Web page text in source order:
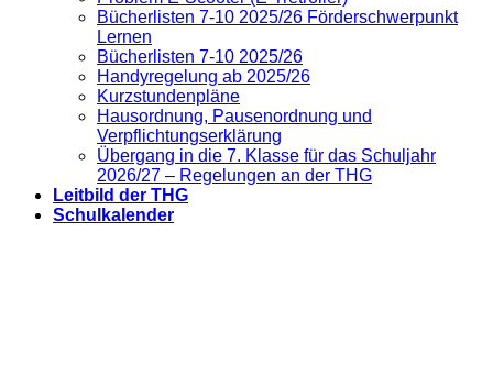
Bücherlisten 7-10 2025/26 Förderschwerpunkt
Lernen
Bücherlisten 7-10 2025/26
Handyregelung ab 2025/26
Kurzstundenpläne
Hausordnung, Pausenordnung und
Verpflichtungserklärung
Übergang in die 7. Klasse für das Schuljahr
2026/27 – Regelungen an der THG
Leitbild der THG
Schulkalender